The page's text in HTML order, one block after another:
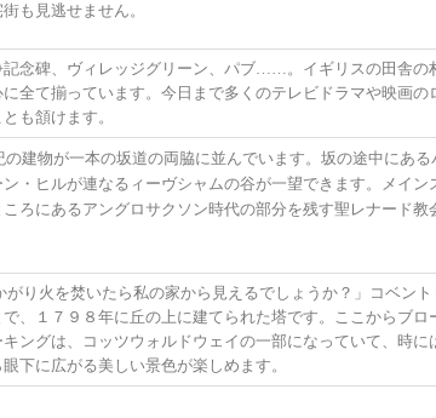
も見逃せません。
記念碑、ヴィレッジグリーン、パブ……。イギリスの田舎の
全て揃っています。今日まで多くのテレビドラマや映画の
も頷けます。
の建物が一本の坂道の両脇に並んでいます。坂の途中にあ
ン・ヒルが連なるィーヴシャムの谷が一望できます。メイン
ころにあるアングロサクソン時代の部分を残す聖レナード教
がり火を焚いたら私の家から見えるでしょうか？」コベン
、１７９８年に丘の上に建てられた塔です。ここからブロ
キングは、コッツウォルドウェイの一部になっていて、時に
下に広がる美しい景色が楽しめます。